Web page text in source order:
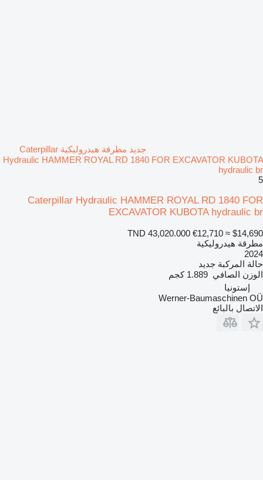
جديد مطرقة هيدروليكية Caterpillar
Hydraulic HAMMER ROYAL RD 1840 FOR EXCAVATOR KUBOTA
hydraulic br
5
Caterpillar Hydraulic HAMMER ROYAL RD 1840 FOR
EXCAVATOR KUBOTA hydraulic br
TND 43,020.000 €12,710 ≈ $14,690
مطرقة هيدروليكية
2024
حالة المركبة جديد
الوزن الصافي 1.889 كجم
إستونيا
Werner-Baumaschinen OÜ
الاتصال بالبائع